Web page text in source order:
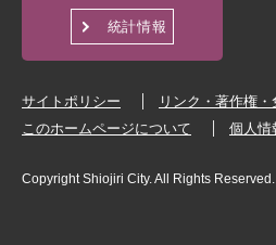
統計情報
サイトポリシー
リンク・著作権
このホームページについて
個人情
Copyright Shiojiri City. All Rights Reserved.